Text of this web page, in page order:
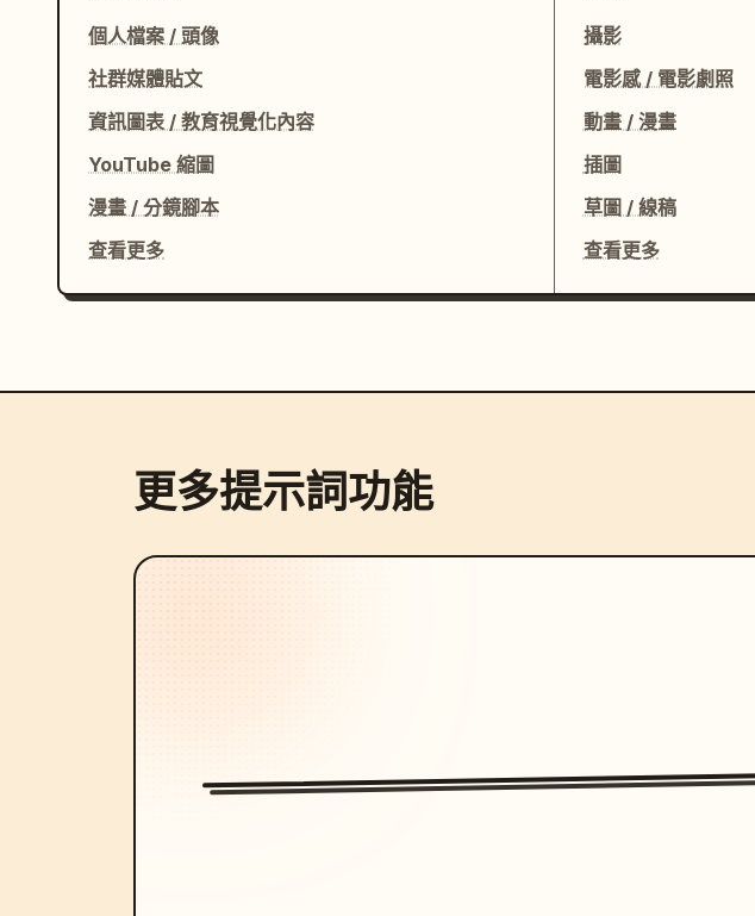
個人檔案 / 頭像
社群媒體貼文
資訊圖表 / 教育視覺化內容
YouTube 縮圖
漫畫 / 分鏡腳本
查看更多
攝影
電影感 / 電影劇照
動畫 / 漫畫
插圖
草圖 / 線稿
查看更多
更多提示詞功能